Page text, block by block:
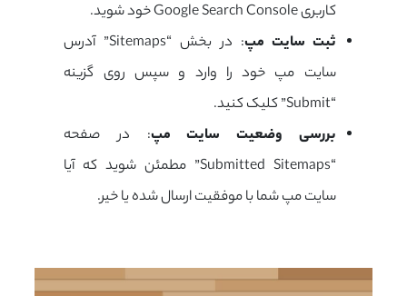
کاربری Google Search Console خود شوید.
ثبت سایت مپ
: در بخش “Sitemaps” آدرس
سایت مپ خود را وارد و سپس روی گزینه
“Submit” کلیک کنید.
بررسی وضعیت سایت مپ: در صفحه
“Submitted Sitemaps” مطمئن شوید که آیا
سایت مپ شما با موفقیت ارسال شده یا خیر.